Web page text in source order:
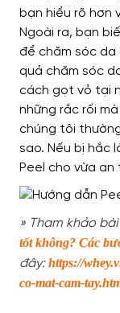
bạn hiểu rõ hơn
Ngoài ra, bạn
để chăm sóc da
quả chăm sóc
cách gọt vỏ tại
những rắc rối
chúng tôi
sao. Nếu bị hắc
Peel cho vừa
» Tham khảo
tốt không? Các
đây:https://
co-mat-cam-